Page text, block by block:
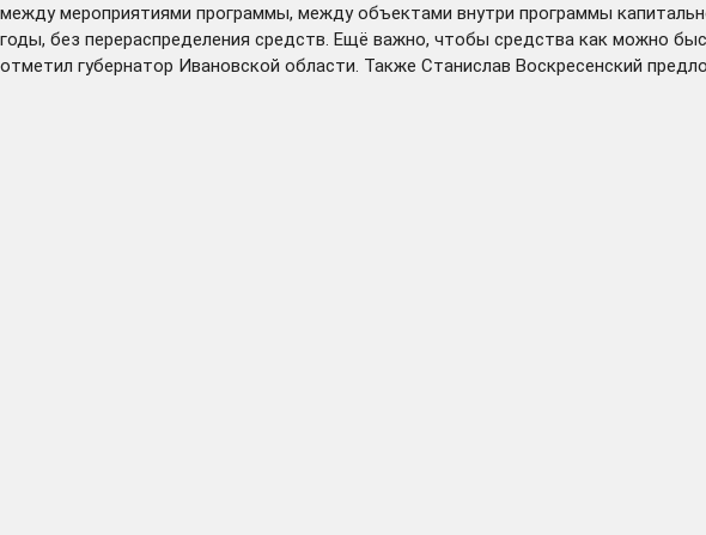
между мероприятиями программы, между объектами внутри программы
годы, без перераспределения средств. Ещё важно, чтобы средства как можно
отметил губернатор Ивановской области. Также Станислав Воскресенский